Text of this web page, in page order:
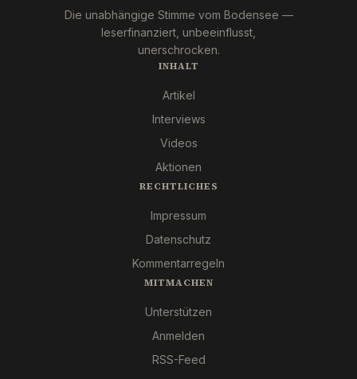
Die unabhängige Stimme vom Bodensee —
leserfinanziert, unbeeinflusst,
unerschrocken.
INHALT
Artikel
Interviews
Videos
Aktionen
RECHTLICHES
Impressum
Datenschutz
Kommentarregeln
MITMACHEN
Unterstützen
Anmelden
RSS-Feed